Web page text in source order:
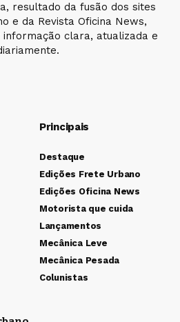
resultado da fusão dos sites
e da Revista Oficina News,
clara, atualizada e
Principais
Destaque
Edições Frete Urbano
Edições Oficina News
Motorista que cuida
Lançamentos
Mecânica Leve
Mecânica Pesada
Colunistas